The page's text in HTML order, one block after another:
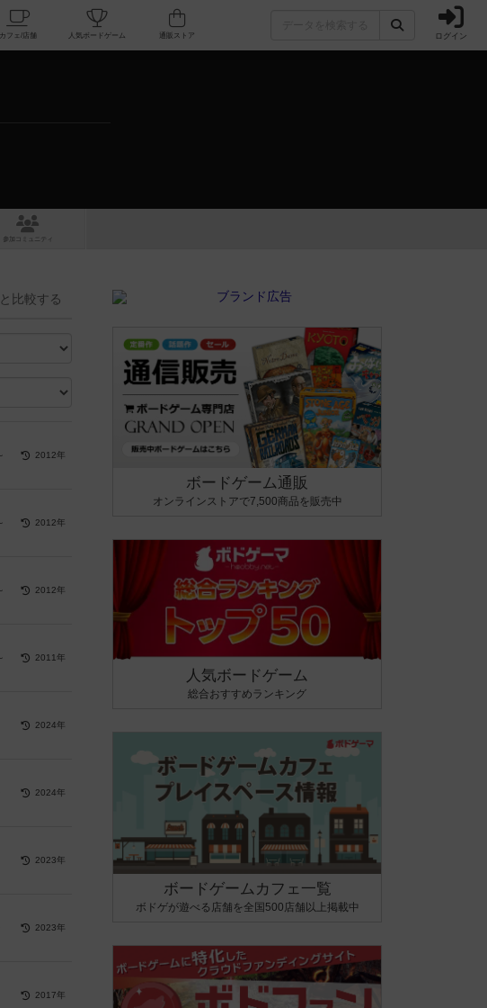
示板一覧 カフェ/店舗 人気ボードゲーム ログイン
コミュニティ
比較する
2012年
2012年
2012年
2011年
2024年
2024年
2023年
2023年
2017年
ボードゲーム通販
オンラインストアで7,500商品を販売中
人気ボードゲーム
総合おすすめランキング
ボードゲームカフェ一覧
ボドゲが遊べる店舗を全国500店舗以上掲載中